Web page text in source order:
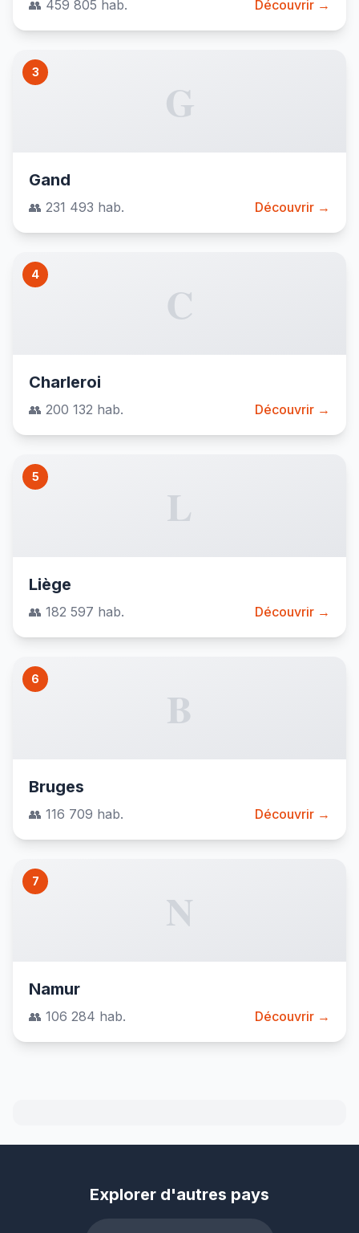
👥 459 805 hab. Découvrir →
3
G
Gand
👥 231 493 hab. Découvrir →
4
C
Charleroi
👥 200 132 hab. Découvrir →
5
L
Liège
👥 182 597 hab. Découvrir →
6
B
Bruges
👥 116 709 hab. Découvrir →
7
N
Namur
👥 106 284 hab. Découvrir →
Explorer d'autres pays